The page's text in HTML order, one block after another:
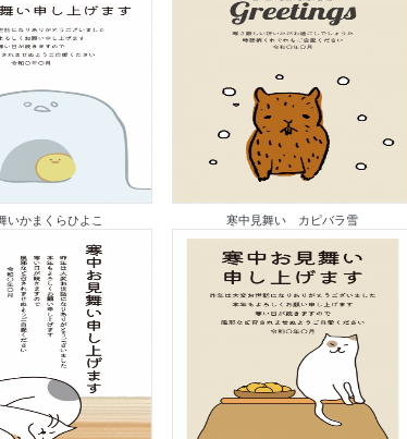
いかまくらひよこ 寒中見舞い カピバラ雪